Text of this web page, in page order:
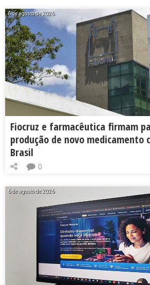
6 de agosto de 2026
Fiocruz e farmacêutica firmam
produção de novo medicamento
Brasil
0
6 de agosto de 2026